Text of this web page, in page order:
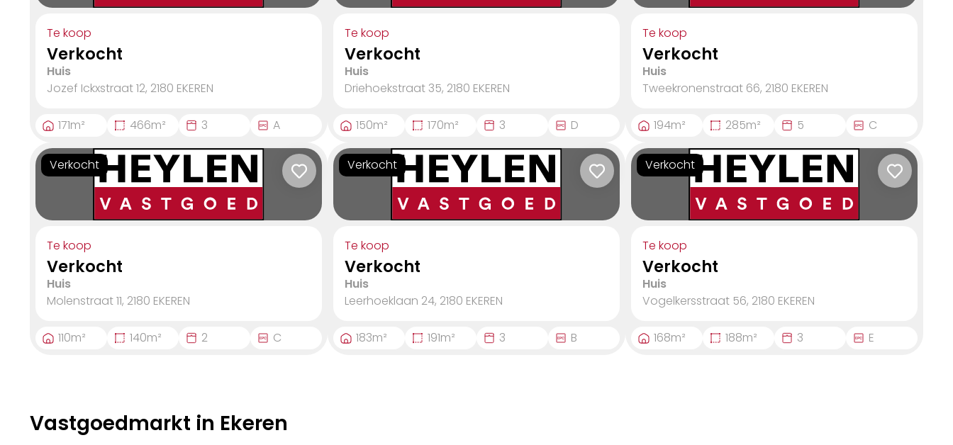
Te koop
Verkocht
Huis
Jozef Ickxstraat 12, 2180 EKEREN
171m² 466m² 3 A
Te koop
Verkocht
Huis
Driehoekstraat 35, 2180 EKEREN
150m² 170m² 3 D
Te koop
Verkocht
Huis
Tweekronenstraat 66, 2180 EKEREN
194m² 285m² 5 C
Verkocht
Te koop
Verkocht
Huis
Molenstraat 11, 2180 EKEREN
110m² 140m² 2 C
Verkocht
Te koop
Verkocht
Huis
Leerhoeklaan 24, 2180 EKEREN
183m² 191m² 3 B
Verkocht
Te koop
Verkocht
Huis
Vogelkersstraat 56, 2180 EKEREN
168m² 188m² 3 E
Vastgoedmarkt in Ekeren